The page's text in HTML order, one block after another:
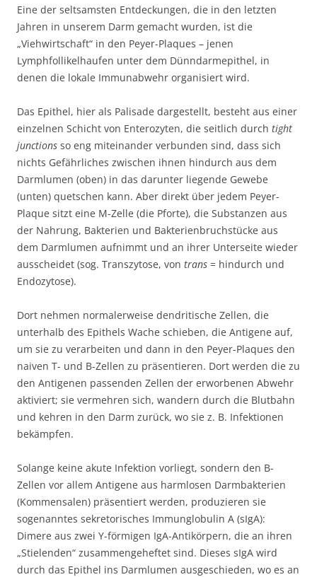
Eine der seltsamsten Entdeckungen, die in den letzten
Jahren in unserem Darm gemacht wurden, ist die
„Viehwirtschaft“ in den Peyer-Plaques – jenen
Lymphfollikelhaufen unter dem Dünndarmepithel, in
denen die lokale Immunabwehr organisiert wird.
Das Epithel, hier als Palisade dargestellt, besteht aus einer
einzelnen Schicht von Enterozyten, die seitlich durch tight
junctions so eng miteinander verbunden sind, dass sich
nichts Gefährliches zwischen ihnen hindurch aus dem
Darmlumen (oben) in das darunter liegende Gewebe
(unten) quetschen kann. Aber direkt über jedem Peyer-
Plaque sitzt eine M-Zelle (die Pforte), die Substanzen aus
der Nahrung, Bakterien und Bakterienbruchstücke aus
dem Darmlumen aufnimmt und an ihrer Unterseite wieder
ausscheidet (sog. Transzytose, von trans = hindurch und
Endozytose).
Dort nehmen normalerweise dendritische Zellen, die
unterhalb des Epithels Wache schieben, die Antigene auf,
um sie zu verarbeiten und dann in den Peyer-Plaques den
naiven T- und B-Zellen zu präsentieren. Dort werden die zu
den Antigenen passenden Zellen der erworbenen Abwehr
aktiviert; sie vermehren sich, wandern durch die Blutbahn
und kehren in den Darm zurück, wo sie z. B. Infektionen
bekämpfen.
Solange keine akute Infektion vorliegt, sondern den B-
Zellen vor allem Antigene aus harmlosen Darmbakterien
(Kommensalen) präsentiert werden, produzieren sie
sogenanntes sekretorisches Immunglobulin A (sIgA):
Dimere aus zwei Y-förmigen IgA-Antikörpern, die an ihren
„Stielenden“ zusammengeheftet sind. Dieses sIgA wird
durch das Epithel ins Darmlumen ausgeschieden, wo es an